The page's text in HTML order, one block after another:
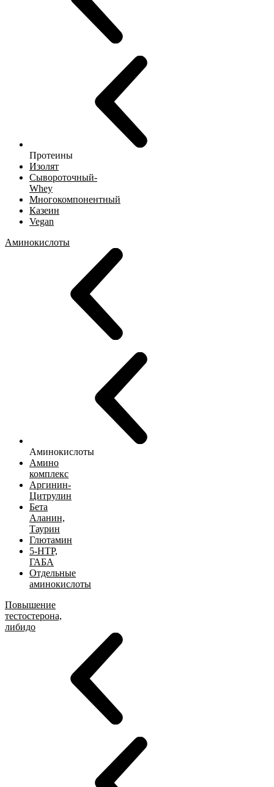
Протеины
Изолят
Сывороточный-
Whey
Многокомпонентный
Казеин
Vegan
Аминокислоты
Аминокислоты
Амино
комплекс
Аргинин-
Цитрулин
Бета
Аланин,
Таурин
Глютамин
5-HTP,
ГАБА
Отдельные
аминокислоты
Повышение
тестостерона,
либидо